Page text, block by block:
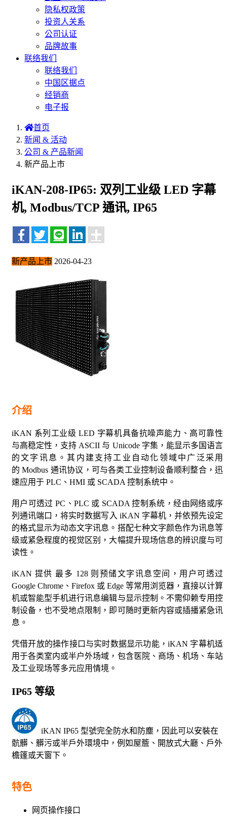
隐私权政策
投资人关系
公司认证
品牌故事
联络我们
联络我们
中国区据点
经销商
电子报
首页
新闻 & 活动
公司 & 产品新闻
新产品上市
iKAN-208-IP65: 双列工业级 LED 字幕
机, Modbus/TCP 通讯, IP65
新产品上市 2026-04-23
介绍
iKAN 系列工业级 LED 字幕机具备抗噪声能力、高可靠性
与高稳定性，支持 ASCII 与 Unicode 字集，能显示多国语言
的文字讯息。其内建支持工业自动化领域中广泛采用
的 Modbus 通讯协议，可与各类工业控制设备顺利整合，迅
速应用于 PLC、HMI 或 SCADA 控制系统中。
用户可透过 PC、PLC 或 SCADA 控制系统，经由网络或序
列通讯端口，将实时数据写入 iKAN 字幕机，并依预先设定
的格式显示为动态文字讯息。搭配七种文字颜色作为讯息等
级或紧急程度的视觉区别，大幅提升现场信息的辨识度与可
读性。
iKAN 提供 最多 128 则预储文字讯息空间，用户可透过
Google Chrome、Firefox 或 Edge 等常用浏览器，直接以计算
机或智能型手机进行讯息编辑与显示控制。不需仰赖专用控
制设备，也不受地点限制，即可随时更新内容或插播紧急讯
息。
凭借开放的操作接口与实时数据显示功能，iKAN 字幕机适
用于各类室内或半户外场域，包含医院、商场、机场、车站
及工业现场等多元应用情境。
IP65 等级
iKAN IP65 型號完全防水和防塵，因此可以安裝在
骯髒、髒污或半戶外環境中，例如屋簷、開放式大廳、戶外
檐篷或天窗下。
特色
网页操作接口